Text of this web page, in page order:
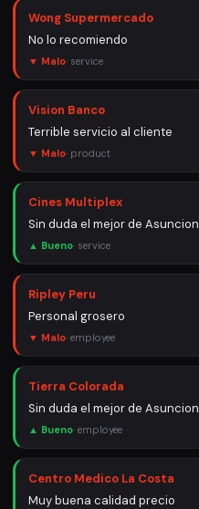
Wong Supermercado
No lo recomiendo
▼ Malo· service
Vision Banco
Terrible servicio al cliente
▼ Malo· product
Cines Multiplex
Sin duda el mejor de Asuncion
▲ Bueno· service
Ripley Peru
Personal grosero
▼ Malo· employee
Tierra Colorada
Sin duda el mejor de Asuncion
▲ Bueno· employee
Centro Medico La Costa
Muy buena calidad precio